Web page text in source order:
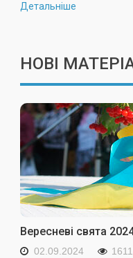
Детальніше
НОВІ
Вересневі свята
02.09.2024